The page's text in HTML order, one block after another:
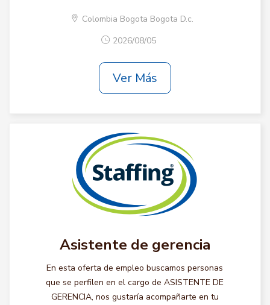
Colombia Bogota Bogota D.c.
2026/08/05
Ver Más
Asistente de gerencia
En esta oferta de empleo buscamos personas
que se perfilen en el cargo de ASISTENTE DE
GERENCIA, nos gustaría acompañarte en tu